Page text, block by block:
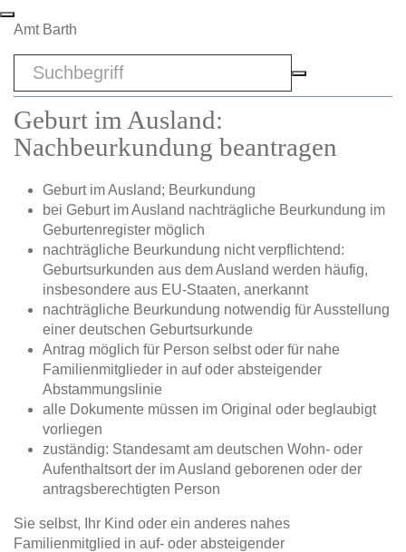
Zum Hauptinhalt springen
Amt Barth
Sword
Geburt im Ausland:
Nachbeurkundung beantragen
Geburt im Ausland; Beurkundung
bei Geburt im Ausland nachträgliche Beurkundung im
Geburtenregister möglich
nachträgliche Beurkundung nicht verpflichtend:
Geburtsurkunden aus dem Ausland werden häufig,
insbesondere aus EU-Staaten, anerkannt
nachträgliche Beurkundung notwendig für Ausstellung
einer deutschen Geburtsurkunde
Antrag möglich für Person selbst oder für nahe
Familienmitglieder in auf oder absteigender
Abstammungslinie
alle Dokumente müssen im Original oder beglaubigt
vorliegen
zuständig: Standesamt am deutschen Wohn- oder
Aufenthaltsort der im Ausland geborenen oder der
antragsberechtigten Person
Sie selbst, Ihr Kind oder ein anderes nahes
Familienmitglied in auf- oder absteigender